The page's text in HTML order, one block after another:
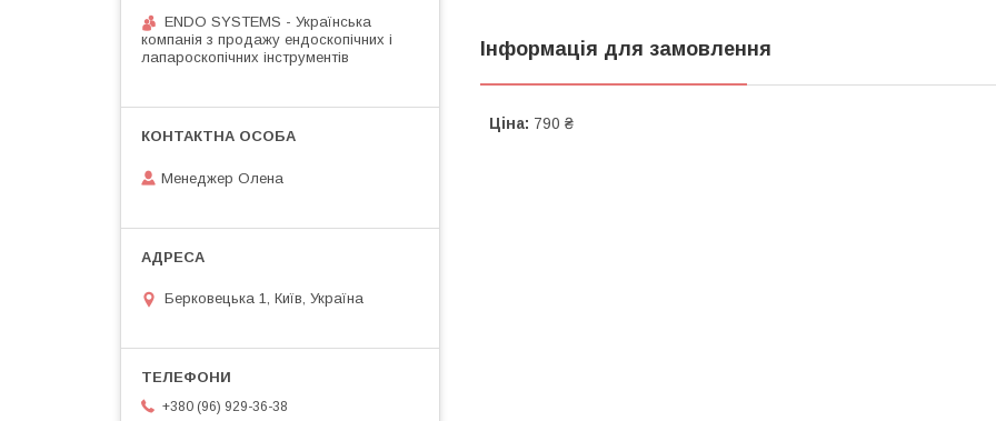
Інформація для замовлення
Ціна: 790 ₴
ENDO SYSTEMS - Українська
компанія з продажу ендоскопічних і
лапароскопічних інструментів
Менеджер Олена
Берковецька 1, Київ, Україна
+380 (96) 929-36-38